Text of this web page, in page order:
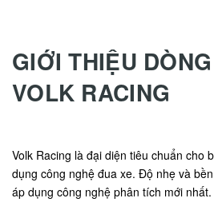
GIỚI THIỆU
VOLK RACING
Volk Racing là đại diện tiêu chuẩn cho
dụng công nghệ đua xe. Độ nhẹ và
áp dụng công nghệ phân tích mới nhất.